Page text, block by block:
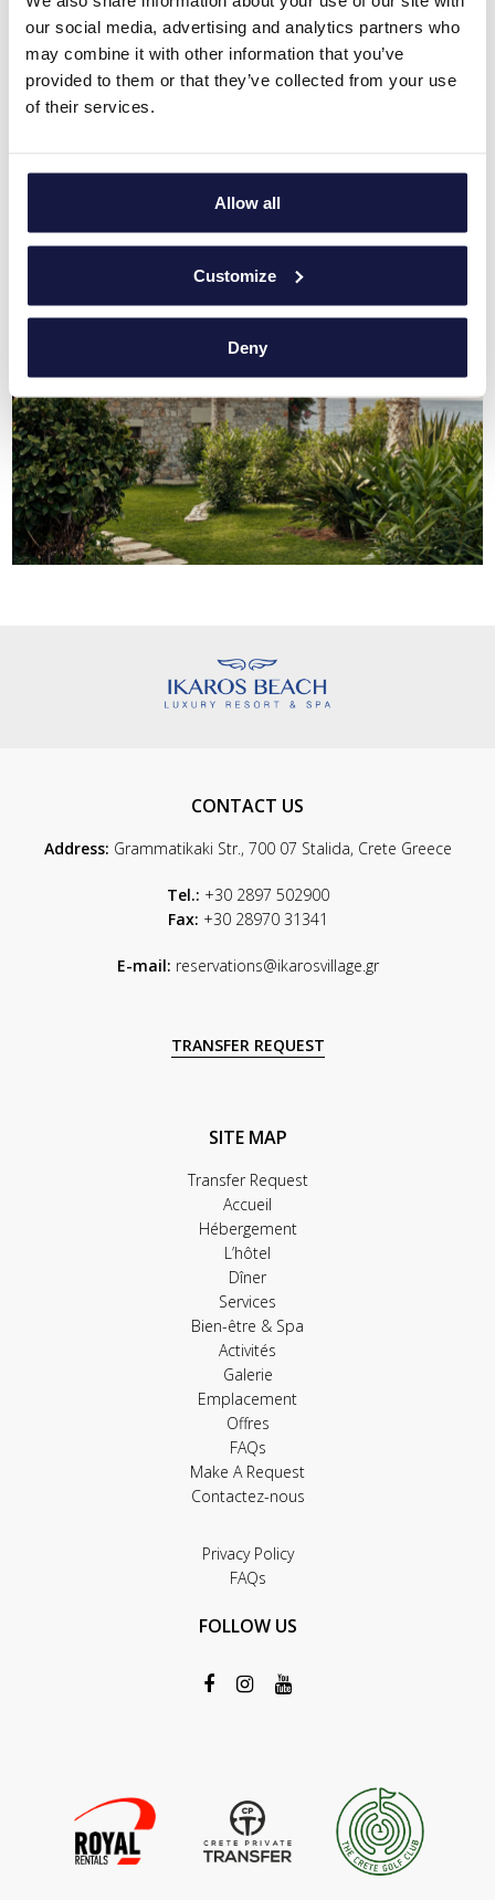
our social media, advertising and analytics partners who
may combine it with other information that you’ve
provided to them or that they’ve collected from your use
of their services.
Allow all
Customize
Deny
conciergerie et de nos prestations de qualité.
Prêt à vous accueillir dans sa douce étreinte - au bord de la
mer bleu de cobalt et juste à côté d'une plage de sable, à 35
km d'Héraklion - votre havre de tranquillité en Grèce vous
CONTACT US
Address: Grammatikaki Str., 700 07 Stalida, Crete Greece
Tel.: +30 2897 502900
Fax: +30 28970 31341
E-mail: reservations@ikarosvillage.gr
TRANSFER REQUEST
SITE MAP
Transfer Request
Accueil
Hébergement
L’hôtel
Dîner
Services
Bien-être & Spa
Activités
Galerie
Emplacement
Offres
FAQs
Make A Request
Contactez-nous
Privacy Policy
FAQs
FOLLOW US